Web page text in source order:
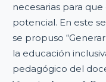
necesarias para
potencial. En este
se propuso
la educación
pedagógico del